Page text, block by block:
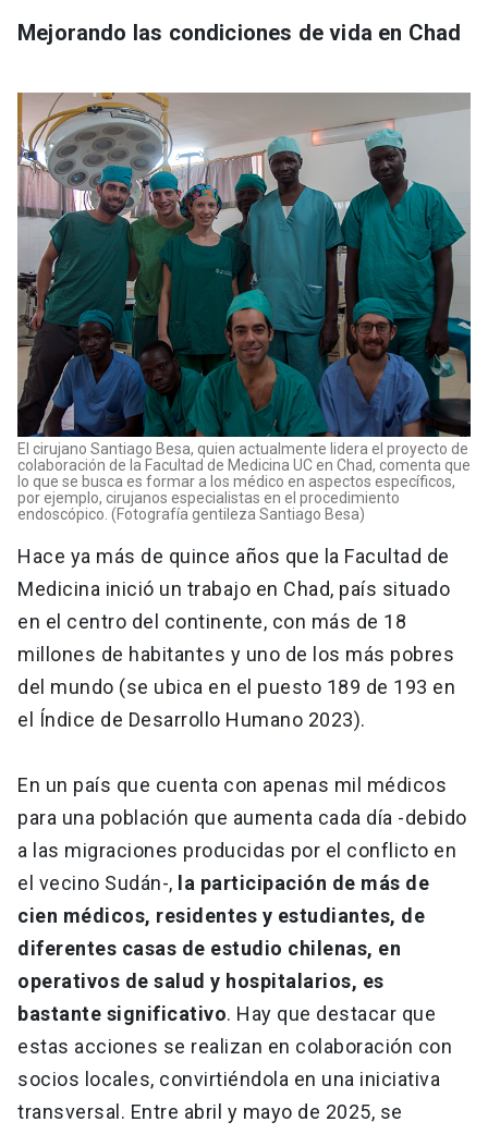
Mejorando las condiciones de vida en Chad
El cirujano Santiago Besa, quien actualmente lidera el proyecto de
colaboración de la Facultad de Medicina UC en Chad, comenta que
lo que se busca es formar a los médico en aspectos específicos,
por ejemplo, cirujanos especialistas en el procedimiento
endoscópico. (Fotografía gentileza Santiago Besa)
Hace ya más de quince años que la Facultad de
Medicina inició un trabajo en Chad, país situado
en el centro del continente, con más de 18
millones de habitantes y uno de los más pobres
del mundo (se ubica en el puesto 189 de 193 en
el Índice de Desarrollo Humano 2023).
En un país que cuenta con apenas mil médicos
para una población que aumenta cada día -debido
a las migraciones producidas por el conflicto en
el vecino Sudán-, la participación de más de
cien médicos, residentes y estudiantes, de
diferentes casas de estudio chilenas, en
operativos de salud y hospitalarios, es
bastante significativo. Hay que destacar que
estas acciones se realizan en colaboración con
socios locales, convirtiéndola en una iniciativa
transversal. Entre abril y mayo de 2025, se